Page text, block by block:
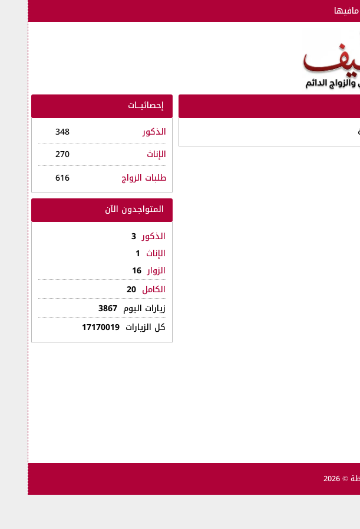
إحصائيــات
الذكور
348
الإناث
270
طلبات الزواج
616
المتواجدون الآن
الذكور 3
الإناث 1
الزوار 16
الكامل 20
زيارات اليوم3867
كل الزيارات17170019